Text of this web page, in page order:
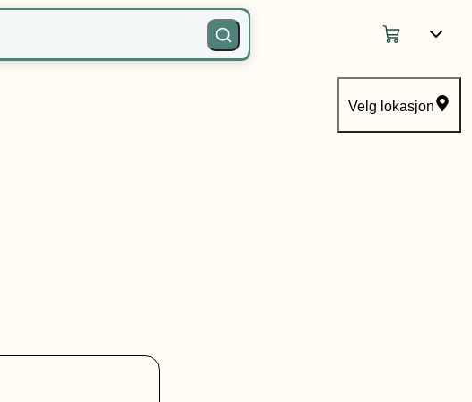
Velg lokasjon